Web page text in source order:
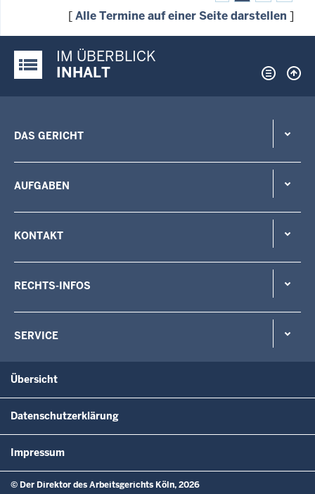
[Alle Termine auf einer Seite darstellen ]
Justiz-Portal im Überblick:
IM ÜBERBLICK
INHALT
DAS GERICHT
AUFGABEN
KONTAKT
RECHTS-INFOS
SERVICE
Übersicht
Datenschutzerklärung
Impressum
© Der Direktor des Arbeitsgerichts Köln, 2026